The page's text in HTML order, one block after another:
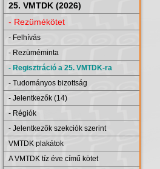
25. VMTDK (2026)
- Rezümékötet
- Felhívás
- Rezüméminta
- Regisztráció a 25. VMTDK-ra
- Tudományos bizottság
- Jelentkezők (14)
- Régiók
- Jelentkezők szekciók szerint
VMTDK plakátok
A VMTDK tíz éve című kötet